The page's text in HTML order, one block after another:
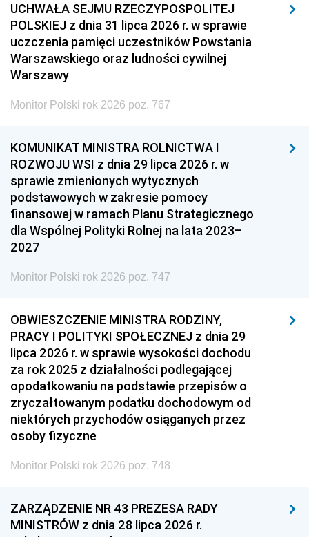
UCHWAŁA SEJMU RZECZYPOSPOLITEJ
POLSKIEJ z dnia 31 lipca 2026 r. w sprawie
uczczenia pamięci uczestników Powstania
Warszawskiego oraz ludności cywilnej
Warszawy
Monitor Polski rok 2026 poz. 767
KOMUNIKAT MINISTRA ROLNICTWA I
ROZWOJU WSI z dnia 29 lipca 2026 r. w
sprawie zmienionych wytycznych
podstawowych w zakresie pomocy
finansowej w ramach Planu Strategicznego
dla Wspólnej Polityki Rolnej na lata 2023–
2027
Monitor Polski rok 2026 poz. 747
OBWIESZCZENIE MINISTRA RODZINY,
PRACY I POLITYKI SPOŁECZNEJ z dnia 29
lipca 2026 r. w sprawie wysokości dochodu
za rok 2025 z działalności podlegającej
opodatkowaniu na podstawie przepisów o
zryczałtowanym podatku dochodowym od
niektórych przychodów osiąganych przez
osoby fizyczne
Monitor Polski rok 2026 poz. 748
ZARZĄDZENIE NR 43 PREZESA RADY
MINISTRÓW z dnia 28 lipca 2026 r.